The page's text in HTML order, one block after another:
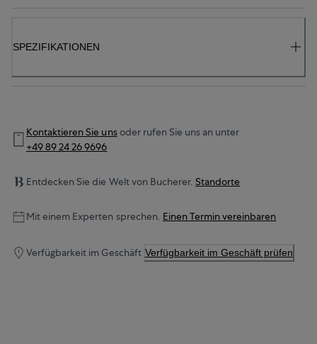
SPEZIFIKATIONEN
Kontaktieren Sie unsoder rufen Sie uns an unter
+49 89 24 26 9696
Entdecken Sie die Welt von Bucherer. Standorte
Mit einem Experten sprechen. Einen Termin vereinbaren
Verfügbarkeit im Geschäft Verfügbarkeit im Geschäft prüfen